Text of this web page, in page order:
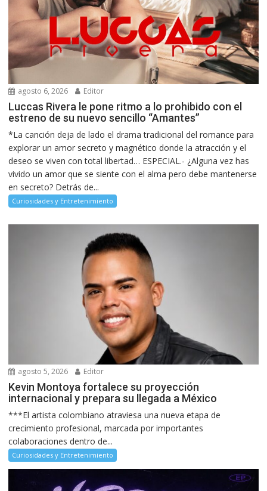
agosto 6, 2026 Editor
Luccas Rivera le pone ritmo a lo prohibido con el
estreno de su nuevo sencillo “Amantes”
*La canción deja de lado el drama tradicional del romance para
explorar un amor secreto y magnético donde la atracción y el
deseo se viven con total libertad… ESPECIAL.- ¿Alguna vez has
vivido un amor que se siente con el alma pero debe mantenerse
en secreto? Detrás de...
Curiosidades y Entretenimiento
agosto 5, 2026 Editor
Kevin Montoya fortalece su proyección
internacional y prepara su llegada a México
***El artista colombiano atraviesa una nueva etapa de
crecimiento profesional, marcada por importantes
colaboraciones dentro de...
Curiosidades y Entretenimiento